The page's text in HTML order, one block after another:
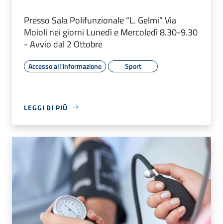
Presso Sala Polifunzionale “L. Gelmi” Via
Moioli nei giorni Lunedì e Mercoledì 8.30-9.30
- Avvio dal 2 Ottobre
Accesso all'informazione Sport
LEGGI DI PIÙ